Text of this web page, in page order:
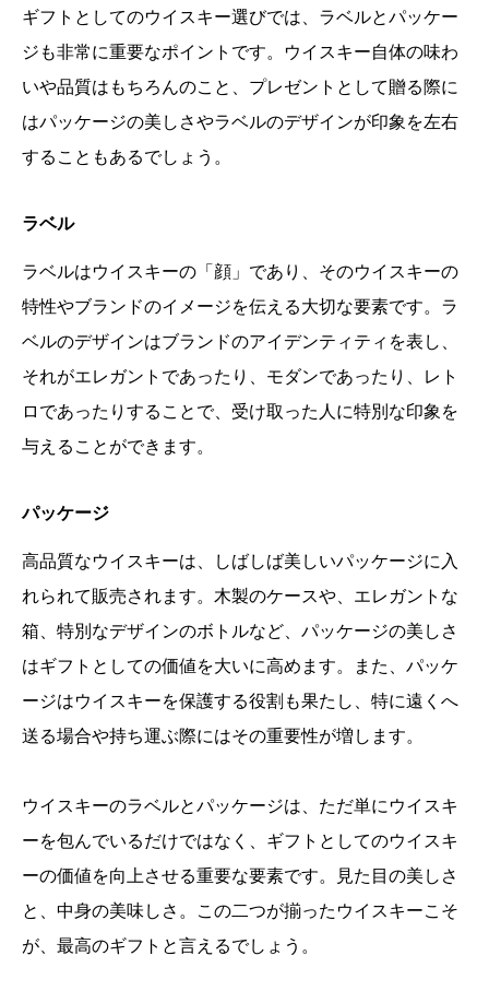
ギフトとしてのウイスキー選びでは、ラベルとパッケー
ジも非常に重要なポイントです。ウイスキー自体の味わ
いや品質はもちろんのこと、プレゼントとして贈る際に
はパッケージの美しさやラベルのデザインが印象を左右
することもあるでしょう。
ラベル
ラベルはウイスキーの「顔」であり、そのウイスキーの
特性やブランドのイメージを伝える大切な要素です。ラ
ベルのデザインはブランドのアイデンティティを表し、
それがエレガントであったり、モダンであったり、レト
ロであったりすることで、受け取った人に特別な印象を
与えることができます。
パッケージ
高品質なウイスキーは、しばしば美しいパッケージに入
れられて販売されます。木製のケースや、エレガントな
箱、特別なデザインのボトルなど、パッケージの美しさ
はギフトとしての価値を大いに高めます。また、パッケ
ージはウイスキーを保護する役割も果たし、特に遠くへ
送る場合や持ち運ぶ際にはその重要性が増します。
ウイスキーのラベルとパッケージは、ただ単にウイスキ
ーを包んでいるだけではなく、ギフトとしてのウイスキ
ーの価値を向上させる重要な要素です。見た目の美しさ
と、中身の美味しさ。この二つが揃ったウイスキーこそ
が、最高のギフトと言えるでしょう。